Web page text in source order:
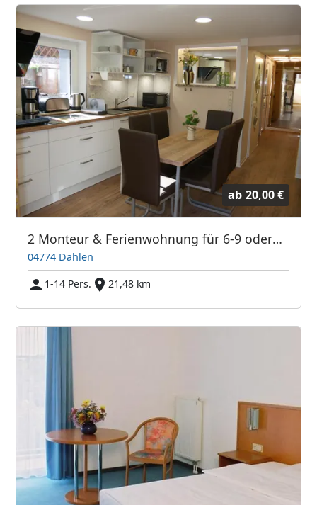
ab 20,00 €
2 Monteur & Ferienwohnung für 6-9 oder4-5 Personen zw. Leipzig / Dresden
04774 Dahlen
1-14 Pers.
21,48 km